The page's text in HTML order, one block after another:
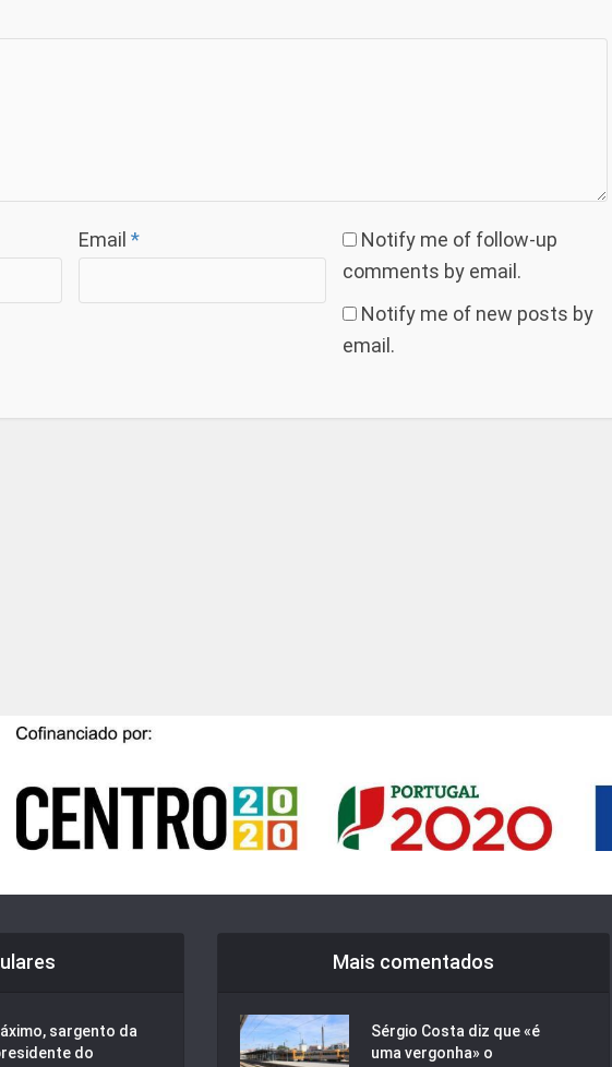
Email *
Notify me of follow-up
comments by email.
Notify me of new posts by
email.
sargento da
do
Mais comentados
Sérgio Costa diz que «é
uma vergonha» o